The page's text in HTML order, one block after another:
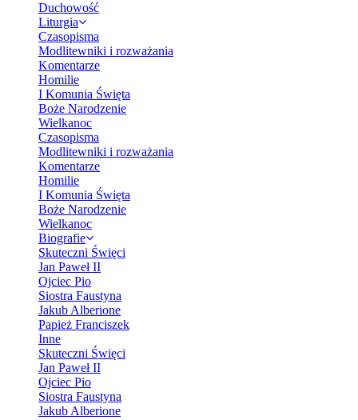
Duchowość
Liturgia
Czasopisma
Modlitewniki i rozważania
Komentarze
Homilie
I Komunia Święta
Boże Narodzenie
Wielkanoc
Czasopisma
Modlitewniki i rozważania
Komentarze
Homilie
I Komunia Święta
Boże Narodzenie
Wielkanoc
Biografie
Skuteczni Święci
Jan Paweł II
Ojciec Pio
Siostra Faustyna
Jakub Alberione
Papież Franciszek
Inne
Skuteczni Święci
Jan Paweł II
Ojciec Pio
Siostra Faustyna
Jakub Alberione